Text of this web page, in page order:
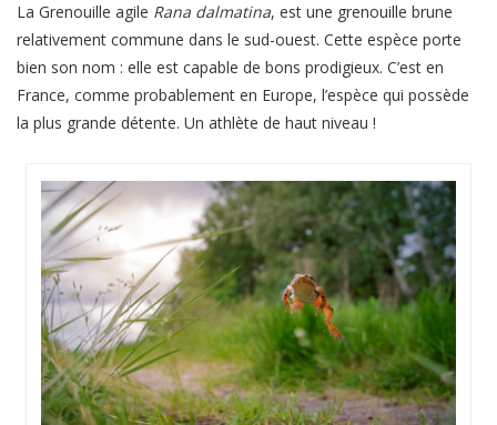
La Grenouille agile Rana dalmatina, est une grenouille brune
relativement commune dans le sud-ouest. Cette espèce porte
bien son nom : elle est capable de bons prodigieux. C’est en
France, comme probablement en Europe, l’espèce qui possède
la plus grande détente. Un athlète de haut niveau !